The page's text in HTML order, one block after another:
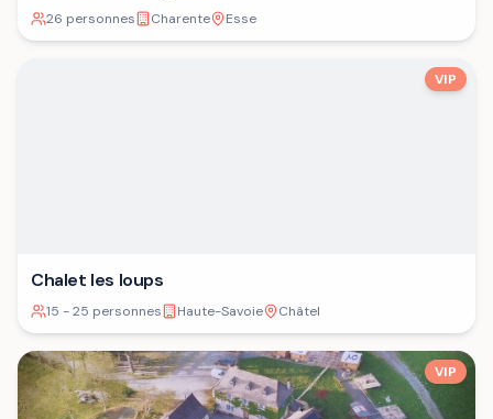
26 personnes Charente Esse
VIP
Chalet les loups
15 - 25 personnes Haute-Savoie Châtel
VIP